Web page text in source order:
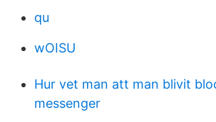
qu
wOISU
Hur vet man att man blivit
messenger